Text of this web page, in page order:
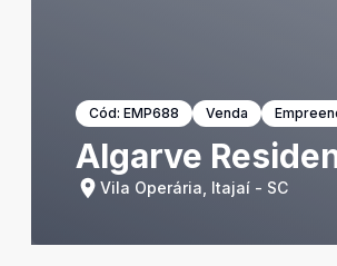
Cód: EMP688 Venda
Algarve
Vila Operária, Itajaí - SC